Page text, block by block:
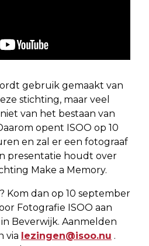
gebruik gemaakt van
stichting, maar veel
van het bestaan van
opent ISOO op 10
en zal er een fotograaf
presentatie houdt over
Make a Memory.
Kom dan op 10 september
Fotografie ISOO aan
Beverwijk. Aanmelden
via lezingen@isoo.nu .